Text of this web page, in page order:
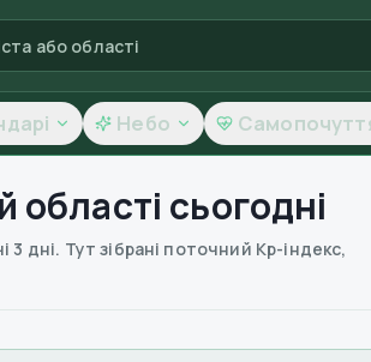
Небо
області сьогодні
дні. Тут зібрані поточний Kp-індекс,